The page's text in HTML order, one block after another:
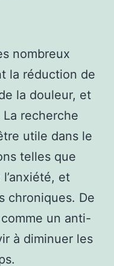
nombreux
la réduction de
la douleur, et
La recherche
utile dans le
telles que
et
chroniques. De
un anti-
à diminuer les